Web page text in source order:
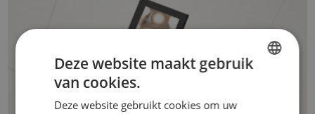
Deze website maakt gebruik
van cookies.
Deze website gebruikt cookies om uw